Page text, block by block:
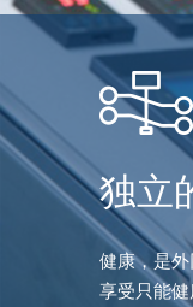
独立
健康，是
享受只能